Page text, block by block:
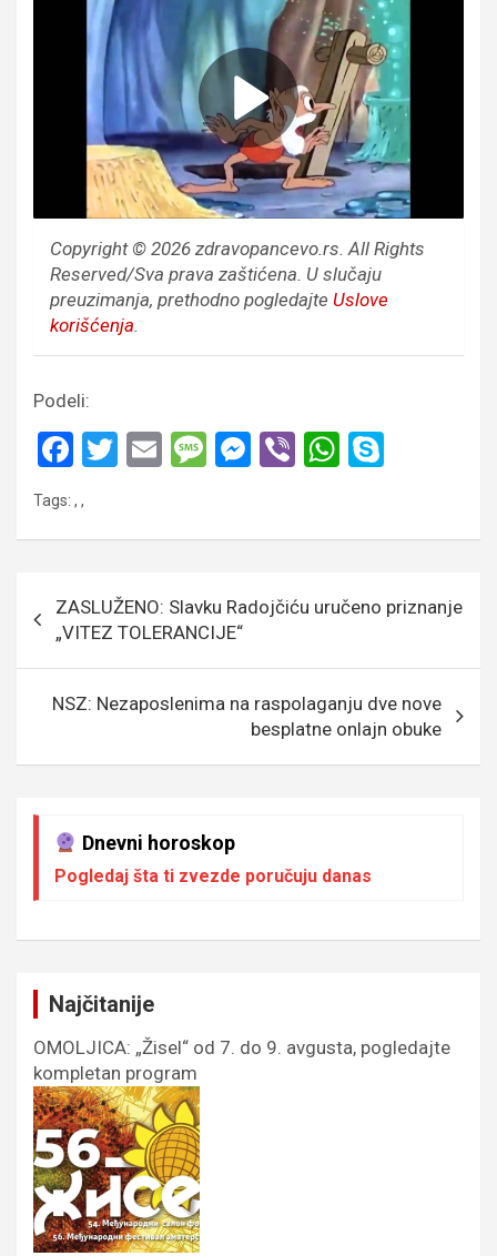
Copyright © 2026 zdravopancevo.rs. All Rights
Reserved/Sva prava zaštićena. U slučaju
preuzimanja, prethodno pogledajte Uslove
korišćenja.
Podeli:
F
ce
o
o
k
T
E
M
e
M
g
er
Vi W
A
p
p
Tags: , ,
Кретање
чланка
ZASLUŽENO: Slavku Radojčiću uručeno priznanje
„VITEZ TOLERANCIJE“
NSZ: Nezaposlenima na raspolaganju dve nove
besplatne onlajn obuke
Dnevni horoskop
Pogledaj šta ti zvezde poručuju danas
Najčitanije
OMOLJICA: „Žisel“ od 7. do 9. avgusta, pogledajte
kompletan program